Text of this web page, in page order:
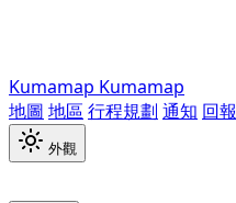
Kumamap Kumamap
地圖 地區 行程規劃 通知 回報
外觀